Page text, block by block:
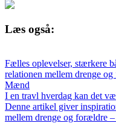
Læs også:
Fælles oplevelser, stærkere
relationen mellem drenge
Mænd
I en travl hverdag kan det
Denne artikel giver
mellem drenge og forældre